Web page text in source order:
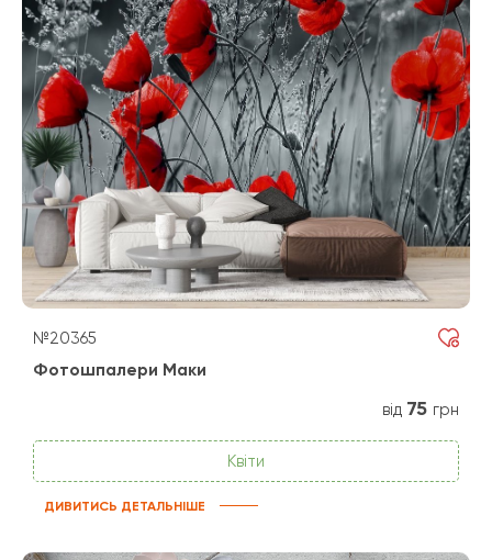
№20365
Фотошпалери Маки
від 75 грн
Квіти
ДИВИТИСЬ ДЕТАЛЬНІШЕ